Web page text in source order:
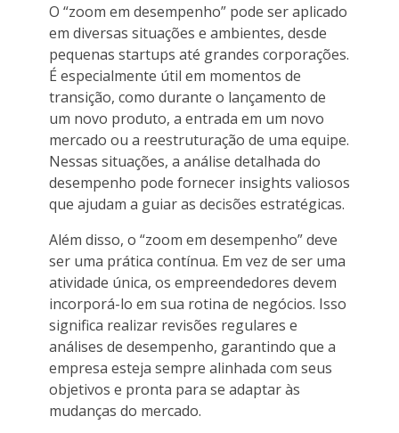
O “zoom em desempenho” pode ser aplicado
em diversas situações e ambientes, desde
pequenas startups até grandes corporações.
É especialmente útil em momentos de
transição, como durante o lançamento de
um novo produto, a entrada em um novo
mercado ou a reestruturação de uma equipe.
Nessas situações, a análise detalhada do
desempenho pode fornecer insights valiosos
que ajudam a guiar as decisões estratégicas.
Além disso, o “zoom em desempenho” deve
ser uma prática contínua. Em vez de ser uma
atividade única, os empreendedores devem
incorporá-lo em sua rotina de negócios. Isso
significa realizar revisões regulares e
análises de desempenho, garantindo que a
empresa esteja sempre alinhada com seus
objetivos e pronta para se adaptar às
mudanças do mercado.